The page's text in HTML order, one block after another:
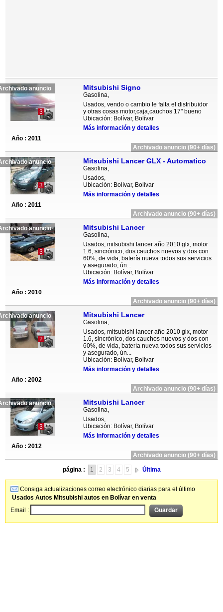
anuncio
3
Mitsubishi Signo
Gasolina,
Usados, vendo o cambio le falta el distribuidor
y otras cosas motor,caja,cauchos 17" bueno
Ubicación: Bolívar, Bolívar
Más información y detalles
Año : 2011
Archivado anuncio (90+ días)
anuncio
3
Mitsubishi Lancer GLX - Automatico
Gasolina,
Usados,
Ubicación: Bolívar, Bolívar
Más información y detalles
Año : 2011
Archivado anuncio (90+ días)
anuncio
3
Mitsubishi Lancer
Gasolina,
Usados, mitsubishi lancer año 2010 glx, motor
1.6, sincrónico, dos cauchos nuevos y dos con
60%, de vida, batería nueva todos sus servicios
y asegurado, ún...
Ubicación: Bolívar, Bolívar
Más información y detalles
Año : 2010
Archivado anuncio (90+ días)
anuncio
2
Mitsubishi Lancer
Gasolina,
Usados, mitsubishi lancer año 2010 glx, motor
1.6, sincrónico, dos cauchos nuevos y dos con
60%, de vida, batería nueva todos sus servicios
y asegurado, ún...
Ubicación: Bolívar, Bolívar
Más información y detalles
Año : 2002
Archivado anuncio (90+ días)
anuncio
3
Mitsubishi Lancer
Gasolina,
Usados,
Ubicación: Bolívar, Bolívar
Más información y detalles
Año : 2012
Archivado anuncio (90+ días)
página : 1 2 3 4 5 Última
Consiga actualizaciones correo electrónico diarias para el último
Usados Autos Mitsubishi autos en Bolívar en venta
Email :